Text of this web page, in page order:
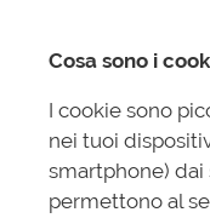
Cosa sono i
I cookie sono
nei tuoi
smartphone) dai
permettono al